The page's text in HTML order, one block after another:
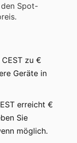
Spot-
CEST zu €
Geräte in
erreicht €
Sie
möglich.